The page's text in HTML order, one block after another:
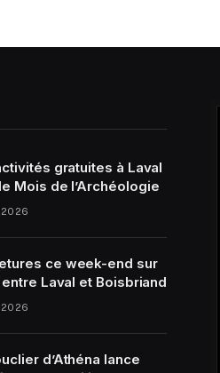
gratuites à Laval
Mois de l’Archéologie
ce week-end sur
entre Laval et Boisbriand
d’Athéna lance